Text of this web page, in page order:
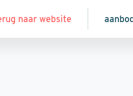
naar website